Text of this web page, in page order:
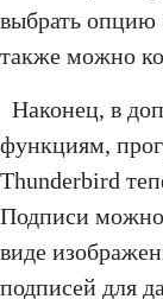
выбрать опцию
также можно
Наконец, в
функциям,
Thunderbird
Подписи можно
виде
подписей для